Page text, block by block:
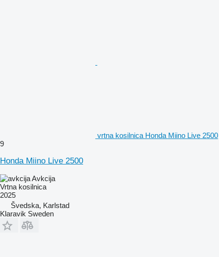
vrtna kosilnica Honda Miino Live 2500
9
Honda Miino Live 2500
Avkcija
Vrtna kosilnica
2025
Švedska, Karlstad
Klaravik Sweden